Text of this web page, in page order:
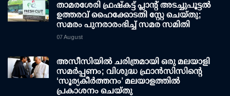
താമരശേരി ഫ്രഷ്കട്ട് പ്ലാന്റ് അടച്ചുപൂട്ടൽ
ഉത്തരവ് ഹൈക്കോടതി സ്റ്റേ ചെയ്തു;
സമരം പുനരാരംഭിച്ച് സമര സമിതി
07 August
അസീസിയിൽ ചരിത്രമായി ഒരു മലയാളി
സമർപ്പണം; വിശുദ്ധ ഫ്രാൻസിസിന്റെ
‘സൂര്യകീർത്തനം’ മലയാളത്തിൽ
പ്രകാശനം ചെയ്തു